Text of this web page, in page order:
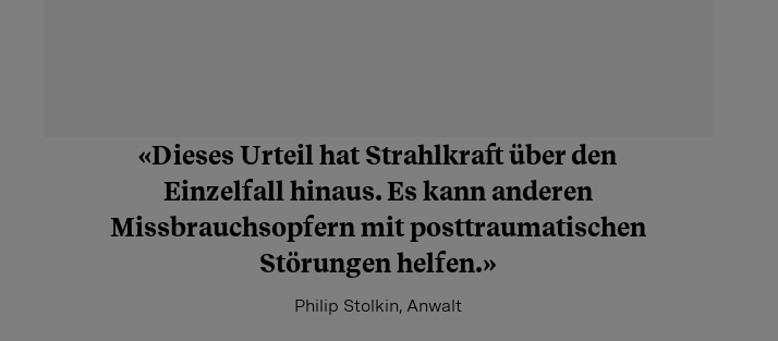
«Dieses Urteil hat Strahlkraft über den
Einzelfall hinaus. Es kann anderen
Missbrauchsopfern mit posttraumatischen
Störungen helfen.»
Philip Stolkin, Anwalt